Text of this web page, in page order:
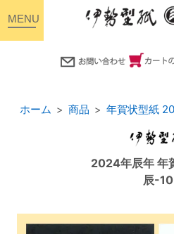
ホーム 商品 年賀状型紙
2024年辰年 年
辰-10
toggle
navigation